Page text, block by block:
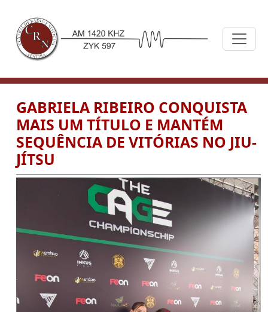
GABRIELA RIBEIRO CONQUISTA
MAIS UM TÍTULO E MANTÉM
SEQUÊNCIA DE VITÓRIAS NO JIU-
JÍTSU